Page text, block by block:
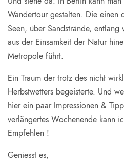
Wandertour gestalten. Die einen
Seen, über Sandstrände, entlang
aus der Einsamkeit der Natur
Metropole führt.
Ein Traum der trotz des nicht
Herbstwetters begeisterte. Und
hier ein paar Impressionen &
verlängertes Wochenende kann
Empfehlen !
Geniesst es,